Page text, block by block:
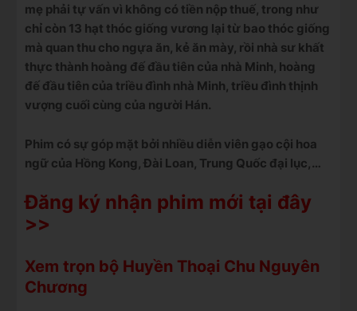
mẹ phải tự vấn vì không có tiền nộp thuế, trong như
chỉ còn 13 hạt thóc giống vương lại từ bao thóc giống
mà quan thu cho ngựa ăn, kẻ ăn mày, rồi nhà sư khất
thực thành hoàng đế đầu tiên của nhà Minh, hoàng
đế đầu tiên của triều đình nhà Minh, triều đình thịnh
vượng cuối cùng của người Hán.
Phim có sự góp mặt bởi nhiều diễn viên gạo cội hoa
ngữ của Hồng Kong, Đài Loan, Trung Quốc đại lục,…
Đăng ký nhận phim mới tại đây
>>
Xem trọn bộ Huyền Thoại Chu Nguyên
Chương